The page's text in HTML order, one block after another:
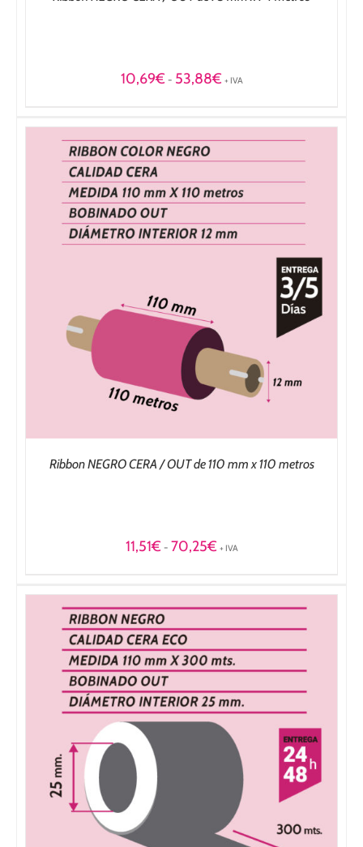
10,69€ - 53,88€Rango
+ IVA
Ribbon NEGRO CERA / OUT de 110 mm x 110 metros
11,51€ - 70,25€Rango
11,51€
70,25€
+ IVA